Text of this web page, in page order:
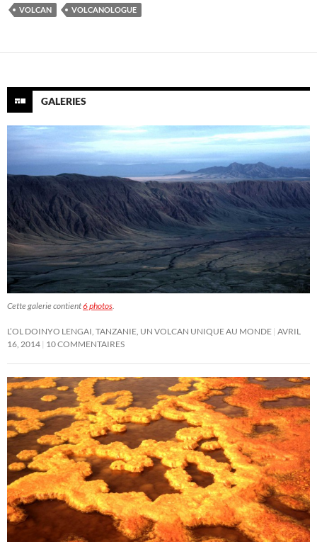
VOLCAN
VOLCANOLOGUE
GALERIES
Cette galerie contient6 photos
L’OL DOINYO LENGAI, TANZANIE, UN VOLCAN UNIQUE AU MONDE AVRIL
16, 2014 10 COMMENTAIRES